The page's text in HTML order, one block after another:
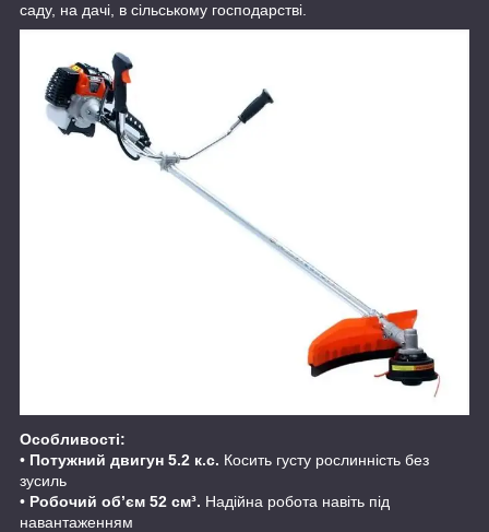
саду, на дачі, в сільському господарстві.
Особливості:
• Потужний двигун 5.2 к.с. Косить густу рослинність без
зусиль
• Робочий об’єм 52 см³. Надійна робота навіть під
навантаженням